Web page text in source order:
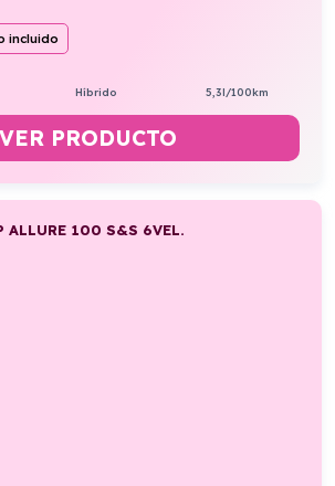
incluido
Híbrido 5,3l/100km
VER PRODUCTO
ALLURE 100 S&S 6VEL.